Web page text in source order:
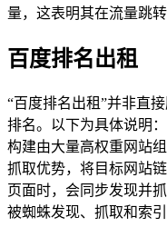
量，这表明其在流量跳转
百度排名出租
“百度排名出租”并非直
排名。以下为具体说明
构建由大量高权重网站
抓取优势，将目标网站
页面时，会同步发现并
被蜘蛛发现、抓取和索引